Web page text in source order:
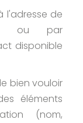
l'adresse de
ou par
disponible
bien vouloir
éléments
(nom,